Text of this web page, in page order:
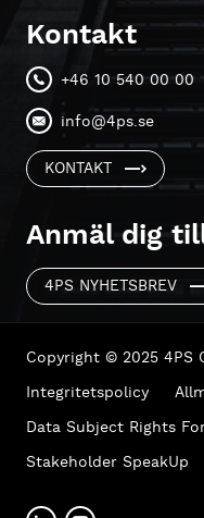
Kontakt
+46 10 540 00 00
info@4ps.se
KONTAKT
Anmäl dig
4PS NYHETSBREV
Copyright © 2025 4PS
Integritetspolicy
Data Subject Rights
Stakeholder SpeakUp